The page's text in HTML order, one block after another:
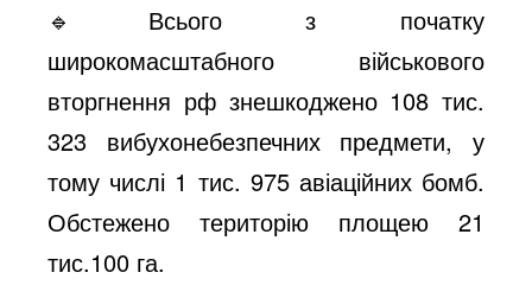
🔹Всього з початку
широкомасштабного військового
вторгнення рф знешкоджено 108 тис.
323 вибухонебезпечних предмети, у
тому числі 1 тис. 975 авіаційних бомб.
Обстежено територію площею 21
тис.100 га.